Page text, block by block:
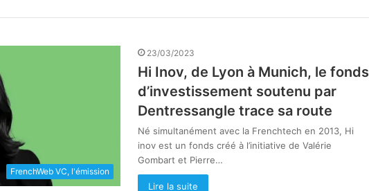
FrenchWeb VC, l'émission
23/03/2023
Hi Inov, de Lyon à Munich, le fonds
d’investissement soutenu par
Dentressangle trace sa route
Né simultanément avec la Frenchtech en 2013, Hi
inov est un fonds créé à l’initiative de Valérie
Gombart et Pierre…
Lire la suite